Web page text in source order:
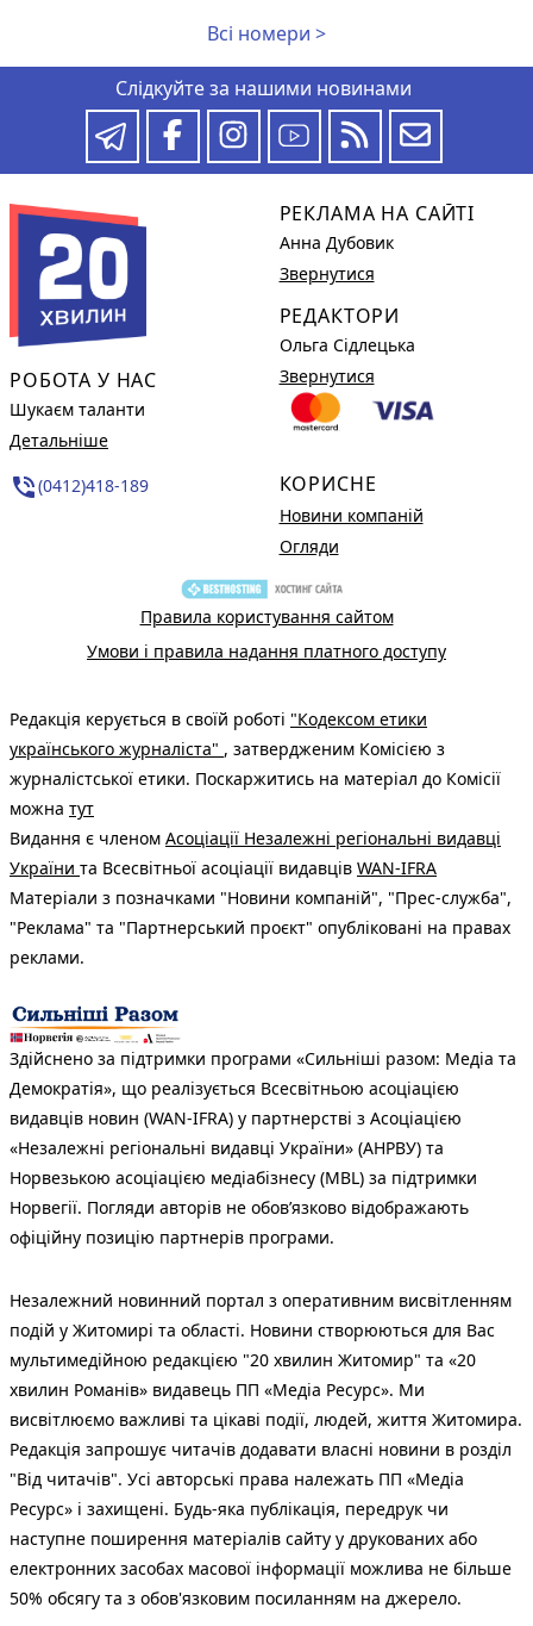
Всі номери >
Слідкуйте за нашими новинами
РОБОТА У НАС
Шукаєм таланти
Детальніше
phone_in_talk(0412)418-189
РЕКЛАМА НА САЙТІ
Анна Дубовик
Звернутися
РЕДАКТОРИ
Ольга Сідлецька
Звернутися
КОРИСНЕ
Новини компаній
Огляди
Правила користування сайтом
Умови і правила надання платного доступу
Редакція керується в своїй роботі "Кодексом етики
українського журналіста" , затвердженим Комісією з
журналістської етики. Поскаржитись на матеріал до Комісії
можна тут
Видання є членом Асоціації Незалежні регіональні видавці
України та Всесвітньої асоціації видавців WAN-IFRA
Матеріали з позначками "Новини компаній", "Прес-служба",
"Реклама" та "Партнерський проєкт" опубліковані на правах
реклами.
Здійснено за підтримки програми «Сильніші разом: Медіа та
Демократія», що реалізується Всесвітньою асоціацією
видавців новин (WAN-IFRA) у партнерстві з Асоціацією
«Незалежні регіональні видавці України» (АНРВУ) та
Норвезькою асоціацією медіабізнесу (MBL) за підтримки
Норвегії. Погляди авторів не обов’язково відображають
офіційну позицію партнерів програми.
Незалежний новинний портал з оперативним висвітленням
подій у Житомирі та області. Новини створюються для Вас
мультимедійною редакцією "20 хвилин Житомир" та «20
хвилин Романів» видавець ПП «Медіа Ресурс». Ми
висвітлюємо важливі та цікаві події, людей, життя Житомира.
Редакція запрошує читачів додавати власні новини в розділ
"Від читачів". Усі авторські права належать ПП «Медіа
Ресурс» і захищені. Будь-яка публiкацiя, передрук чи
наступне поширення матеріалів сайту у друкованих або
електронних засобах масової інформації можлива не більше
50% обсягу та з обов'язковим посиланням на джерело.